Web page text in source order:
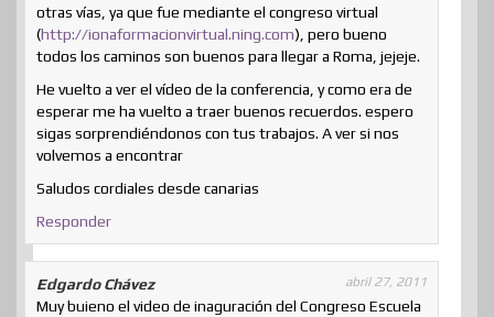
otras vías, ya que fue mediante el congreso virtual
(http://ionaformacionvirtual.ning.com), pero bueno
todos los caminos son buenos para llegar a Roma, jejeje.
He vuelto a ver el vídeo de la conferencia, y como era de
esperar me ha vuelto a traer buenos recuerdos. espero
sigas sorprendiéndonos con tus trabajos. A ver si nos
volvemos a encontrar
Saludos cordiales desde canarias
Responder
Edgardo Chávez abril 27, 2011
Muy buieno el video de inaguración del Congreso Escuela